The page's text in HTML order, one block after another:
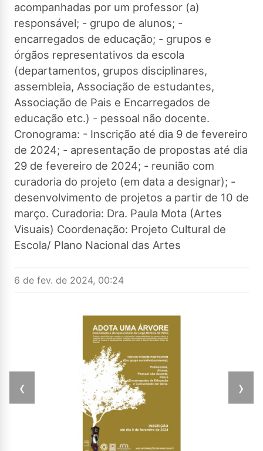
acompanhadas por um professor (a)
responsável; - grupo de alunos; -
encarregados de educação; - grupos e
órgãos representativos da escola
(departamentos, grupos disciplinares,
assembleia, Associação de estudantes,
Associação de Pais e Encarregados de
educação etc.) - pessoal não docente.
Cronograma: - Inscrição até dia 9 de fevereiro
de 2024; - apresentação de propostas até dia
29 de fevereiro de 2024; - reunião com
curadoria do projeto (em data a designar); -
desenvolvimento de projetos a partir de 10 de
março. Curadoria: Dra. Paula Mota (Artes
Visuais) Coordenação: Projeto Cultural de
Escola/ Plano Nacional das Artes
6 de fev. de 2024, 00:24
‹ ›